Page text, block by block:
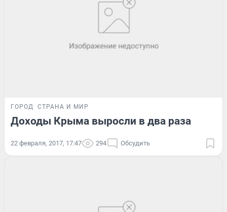
ГОРОД СТРАНА И МИР
Доходы Крыма выросли в два раза
22 февраля, 2017, 17:47 294 Обсудить